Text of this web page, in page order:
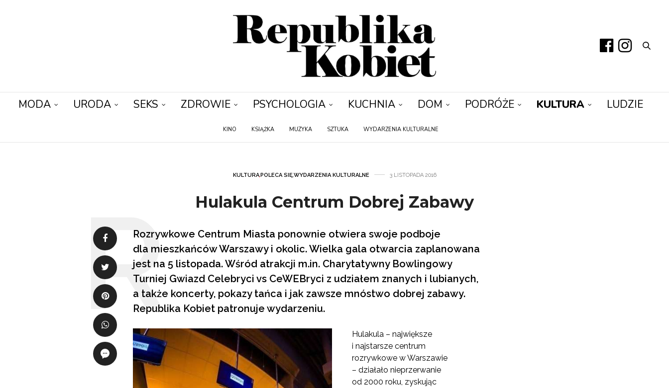
MODA URODA SEKS ZDROWIE PSYCHOLOGIA KUCHNIA DOM PODRÓŻE KULTURA LUDZIE
KINO KSIĄŻKA MUZYKA SZTUKA WYDARZENIA KULTURALNE
KULTURA,POLECA SIĘ,WYDARZENIA KULTURALNE 3 LISTOPADA 2016
Hulakula Centrum Dobrej Zabawy
Rozrywkowe Centrum Miasta ponownie otwiera swoje podboje
dla mieszkańców Warszawy i okolic. Wielka gala otwarcia zaplanowana
jest na 5 listopada. Wśród atrakcji m.in. Charytatywny Bowlingowy
Turniej Gwiazd Celebryci vs CeWEBryci z udziałem znanych i lubianych,
a także koncerty, pokazy tańca i jak zawsze mnóstwo dobrej zabawy.
Republika Kobiet patronuje wydarzeniu.
Hulakula – największe
i najstarsze centrum
rozrywkowe w Warszawie
– działało nieprzerwanie
od 2000 roku, zyskując